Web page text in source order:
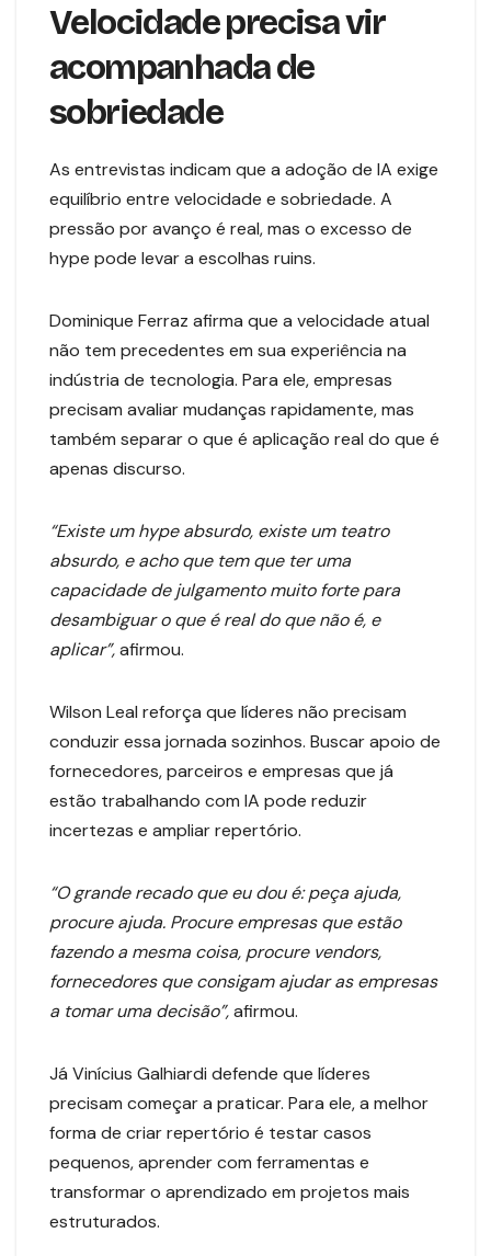
Velocidade precisa vir
acompanhada de
sobriedade
As entrevistas indicam que a adoção de IA exige
equilíbrio entre velocidade e sobriedade. A
pressão por avanço é real, mas o excesso de
hype pode levar a escolhas ruins.
Dominique Ferraz afirma que a velocidade atual
não tem precedentes em sua experiência na
indústria de tecnologia. Para ele, empresas
precisam avaliar mudanças rapidamente, mas
também separar o que é aplicação real do que é
apenas discurso.
“Existe um hype absurdo, existe um teatro
absurdo, e acho que tem que ter uma
capacidade de julgamento muito forte para
desambiguar o que é real do que não é, e
aplicar”,afirmou.
Wilson Leal reforça que líderes não precisam
conduzir essa jornada sozinhos. Buscar apoio de
fornecedores, parceiros e empresas que já
estão trabalhando com IA pode reduzir
incertezas e ampliar repertório.
“O grande recado que eu dou é: peça ajuda,
procure ajuda. Procure empresas que estão
fazendo a mesma coisa, procure vendors,
fornecedores que consigam ajudar as empresas
a tomar uma decisão”,afirmou.
Já Vinícius Galhiardi defende que líderes
precisam começar a praticar. Para ele, a melhor
forma de criar repertório é testar casos
pequenos, aprender com ferramentas e
transformar o aprendizado em projetos mais
estruturados.